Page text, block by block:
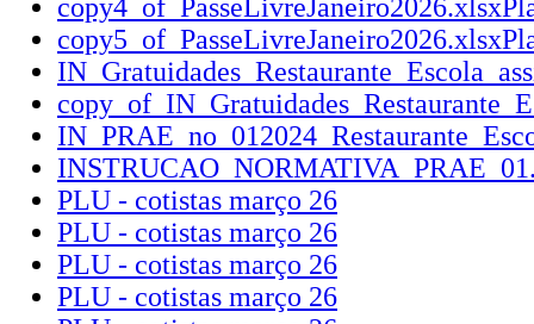
PLU - cotistas março 26
PLU - cotistas março 26
PLU - cotistas março 26
PLU - cotistas março 26